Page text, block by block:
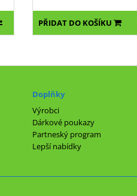
PŘIDAT DO KOŠÍKU
Doplňky
Výrobci
Dárkové poukazy
Partneský program
Lepší nabídky